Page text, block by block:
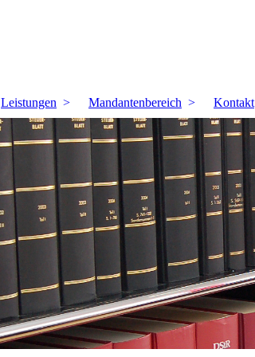
Leistungen Mandantenbereich Kontakt